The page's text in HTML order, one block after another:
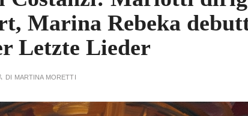
Marina Rebeka
Letzte Lieder
DI MARTINA MORETTI